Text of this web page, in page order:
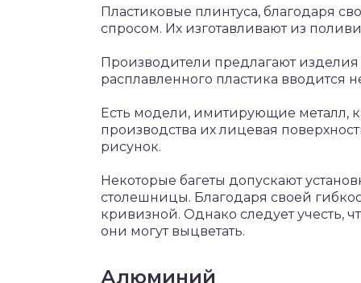
Пластиковые плинтуса, благодаря
спросом. Их изготавливают из
Производители предлагают изделия
расплавленного пластика вводится
Есть модели, имитирующие металл,
производства их лицевая
рисунок.
Некоторые багеты допускают
столешницы. Благодаря своей
кривизной. Однако следует учесть,
они могут выцветать.
Алюминий